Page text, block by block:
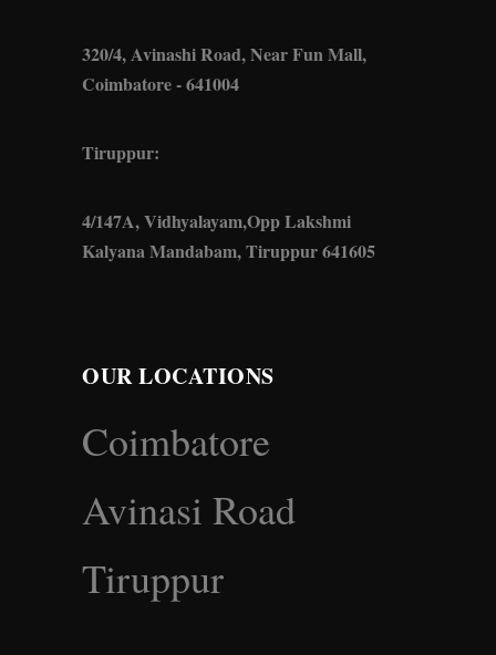
320/4, Avinashi Road, Near Fun Mall,
Coimbatore - 641004
Tiruppur:
4/147A, Vidhyalayam,Opp Lakshmi
Kalyana Mandabam, Tiruppur 641605
OUR LOCATIONS
Coimbatore
Avinasi Road
Tiruppur